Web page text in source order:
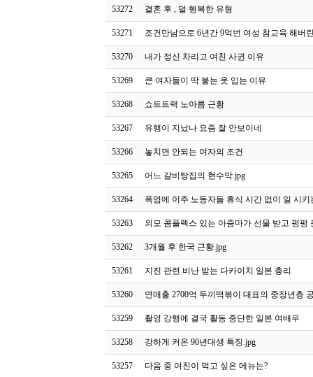
53272 결혼 후 , 덜 행복한 유형
53271 조건만남으로 6년간 9억번 여성 참교육 해버
53270 내가 정신 차리고 여친 사귄 이유
53269 큰 여자들이 딱 붙는 옷 입는 이유
53268 쇼트트랙 노아름 근황
53267 유행이 지났나 요즘 잘 안보이네
53266 놓치면 안되는 여자의 조건
53265 어느 갈비탕집의 현수막.jpg
53264 폭염에 이주 노동자들 휴식 시간 없이 일 시
53263 외모 콤플렉스 있는 아줌마가 선물 받고 펑펑
53262 3개월 후 한국 근황.jpg
53261 지진 관련 비난 받는 다카이치 일본 총리
53260 연매출 2700억 두끼떡볶이 대표의 중장년층
53259 촬영 강행에 결국 활동 중단한 일본 여배우
53258 강하게 커온 90년대생 특징.jpg
53257 다음 중 여친이 먹고 싶은 메뉴는?